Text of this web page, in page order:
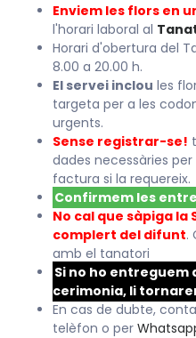
Enviem les flors en
l'horari laboral al
Horari d'obertura del
8.00 a 20.00 h.
El servei inclou les
targeta per a les
urgents.
Sense registrar-se!
dades necessàries
factura si la requereix.
Confirmem les
No cal que sàpiga la
complert del difunt.
amb el tanatori
Si no ho entreguem
cerimonia, li
En cas de dubte,
telèfon o per